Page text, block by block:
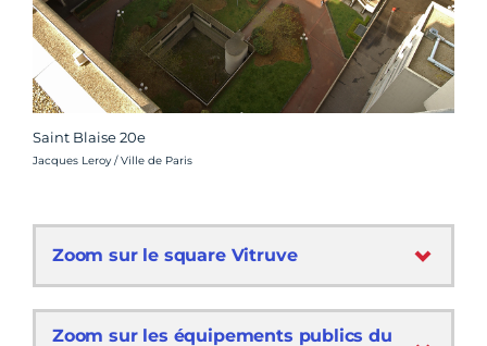
Saint Blaise 20e
Crédit photo :
Jacques Leroy / Ville de Paris
Zoom sur le square Vitruve
Zoom sur les équipements publics du